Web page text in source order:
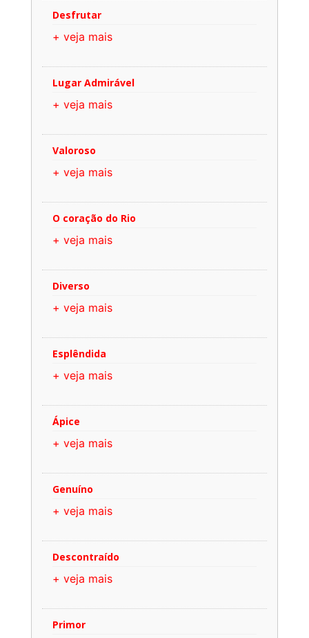
Desfrutar
+ veja mais
Lugar Admirável
+ veja mais
Valoroso
+ veja mais
O coração do Rio
+ veja mais
Diverso
+ veja mais
Esplêndida
+ veja mais
Ápice
+ veja mais
Genuíno
+ veja mais
Descontraído
+ veja mais
Primor